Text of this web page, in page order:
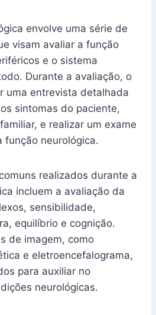
envolve uma série de
visam avaliar a função
e o sistema
Durante a avaliação, o
uma entrevista detalhada
sintomas do paciente,
e realizar um exame
função neurológica.
realizados durante a
incluem a avaliação da
sensibilidade,
equilíbrio e cognição.
de imagem, como
e eletroencefalograma,
para auxiliar no
neurológicas.